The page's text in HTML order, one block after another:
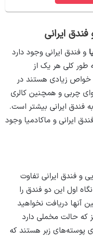
ایرانی
و فندق ایرانی وجود دارد
طور کلی هر یک از
خواص زیادی هستند در
چربی و همچنین کالری
فندق ایرانی بیشتر است.
ایرانی و ماکادمیا وجود
و فندق ایرانی تفاوت
اول این دو فندق را
آنها دریافت نخواهید
که حالت مخملی دارد
پوسته‌های زبر هستند که